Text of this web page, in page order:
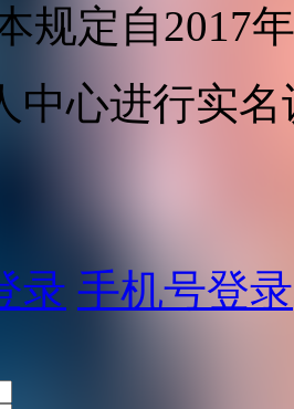
规定自2017
中心进行实名
录 手机号登录